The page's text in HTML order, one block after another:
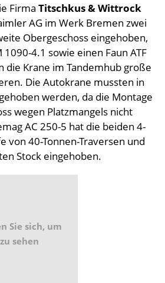
Firma Titschkus & Wittrock
AG im Werk Bremen zwei
Obergeschoss eingehoben,
4.1 sowie einen Faun ATF
die Krane im Tandemhub große
Die Autokrane mussten in
werden, da die Montage
wegen Platzmangels nicht
AC 250-5 hat die beiden 4-
von 40-Tonnen-Traversen und
Stock eingehoben.
Sie sich, um
sehen